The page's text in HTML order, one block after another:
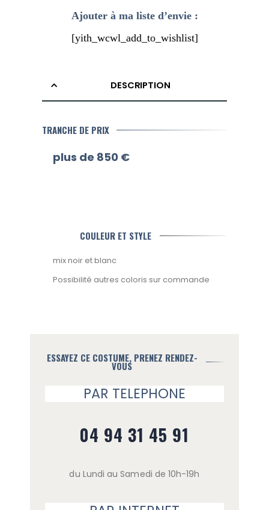
Ajouter à ma liste d’envie :
[yith_wcwl_add_to_wishlist]
DESCRIPTION
TRANCHE DE PRIX
plus de 850 €
COULEUR ET STYLE
mix noir et blanc
Possibilité autres coloris sur commande
ESSAYEZ CE COSTUME, PRENEZ RENDEZ-
VOUS
PAR TELEPHONE
04 94 31 45 91
du Lundi au Samedi de 10h-19h